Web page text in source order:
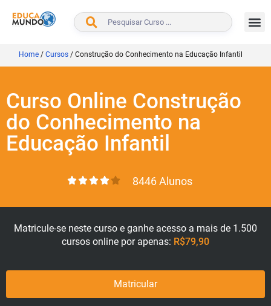
BUSCAR
Home / Cursos / Construção do Conhecimento na Educação Infantil
Curso Online Construção
do Conhecimento na
Educação Infantil
8446 Alunos
Matricule-se neste curso e ganhe acesso a mais de 1.500
cursos online por apenas: R$79,90
Matricular